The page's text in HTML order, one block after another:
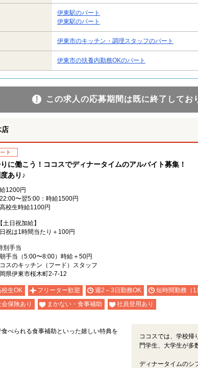
伊東駅のパート
伊東駅のパート
伊東市のキッチン・調理スタッフのパート
伊東市の扶養内勤務OKのパート
この求人の応募期間は既に終了してお
に働こう！ココスでディナータイムのアルバイト募集！
あり♪
1200円
〜翌5:00：時給1500円
校生時給1100円
土日祝加給】
祝は1時間当たり＋100円
別手当
手当（5:00〜8:00）時給＋50円
スのキッチン（フード）スタッフ
県伊東市桜木町2-7-12
校生OK フリーター歓迎 週2～3日勤務OK 短時間勤務（
会保険あり まかない・食事補助 社員登用あり
べられる食事補助といった嬉しい特典を
ココスでは、学校帰
門学生、大学生が多
ディナータイムのシ